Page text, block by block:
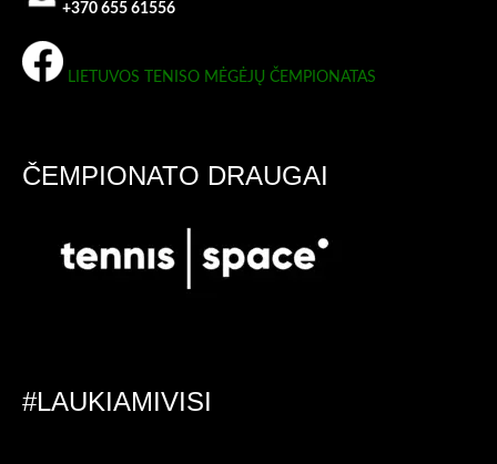
+370 655 61556
LIETUVOS TENISO MĖGĖJŲ ČEMPIONATAS
ČEMPIONATO DRAUGAI
#LAUKIAMIVISI